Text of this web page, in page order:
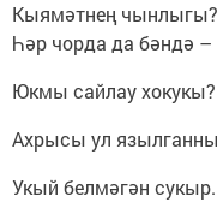
Кыямәтнең
Һәр чорда да бәндә –
Юкмы сайлау хокукы?
Ахрысы ул язылганны
Укый белмәгән